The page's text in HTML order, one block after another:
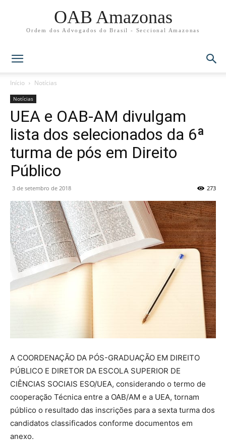
OAB Amazonas
Ordem dos Advogados do Brasil - Seccional Amazonas
Início Notícias
Notícias
UEA e OAB-AM divulgam
lista dos selecionados da 6ª
turma de pós em Direito
Público
3 de setembro de 2018 273
A COORDENAÇÃO DA PÓS-GRADUAÇÃO EM DIREITO
PÚBLICO E DIRETOR DA ESCOLA SUPERIOR DE
CIÊNCIAS SOCIAIS ESO/UEA, considerando o termo de
cooperação Técnica entre a OAB/AM e a UEA, tornam
público o resultado das inscrições para a sexta turma dos
candidatos classificados conforme documentos em
anexo.